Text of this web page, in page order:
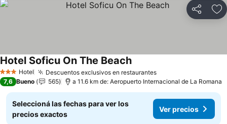
Compartir
3 Estrellas
Hotel Descuentos exclusivos en restaurantes
Hotel Soficu On The Beach
7,6 Bueno 565 a 11.6 km de: Aeropuerto Internacional de La Romana
Seleccioná las fechas para ver los
precios exactos
Ver precios